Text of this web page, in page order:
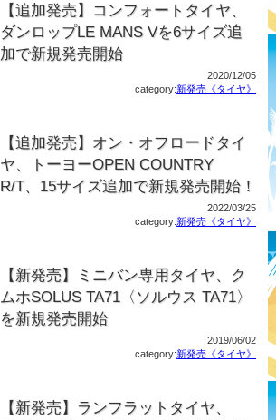
【追加発売】コンフォートタイヤ、
ダンロップLE MANS Vを6サイズ追
加で新規発売開始
2020/12/05
category:新発売《タイヤ》
【追加発売】オン・オフロードタイ
ヤ、トーヨーOPEN COUNTRY
R/T、15サイズ追加で新規発売開始！
2022/03/25
category:新発売《タイヤ》
【新発売】ミニバン専用タイヤ、ク
ムホSOLUS TA71〈ソルウス TA71〉
を新規発売開始
2019/06/02
category:新発売《タイヤ》
【新発売】ランフラットタイヤ、